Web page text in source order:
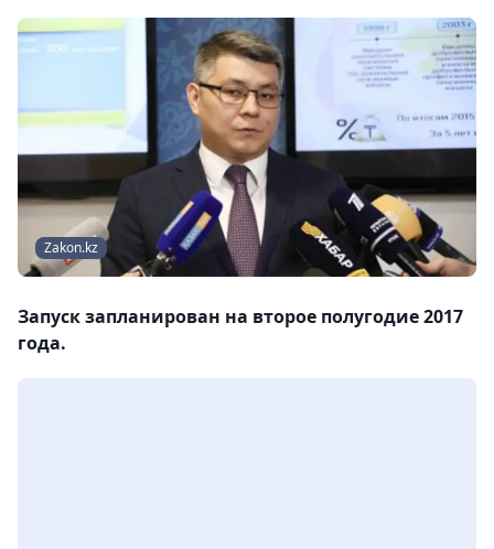
Zakon.kz
Запуск запланирован на второе полугодие 2017
года.